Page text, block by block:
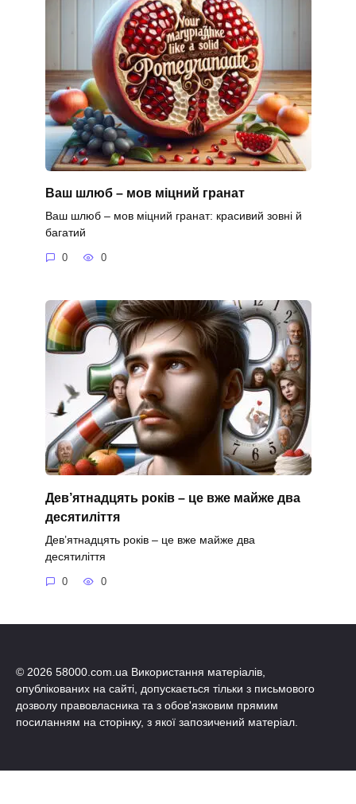
Ваш шлюб – мов міцний гранат
Ваш шлюб – мов міцний гранат: красивий зовні й
багатий
0 0
Дев’ятнадцять років – це вже майже два
десятиліття
Дев’ятнадцять років – це вже майже два
десятиліття
0 0
© 2026 58000.com.ua Використання матеріалів,
опублікованих на сайті, допускається тільки з письмового
дозволу правовласника та з обов'язковим прямим
посиланням на сторінку, з якої запозичений матеріал.